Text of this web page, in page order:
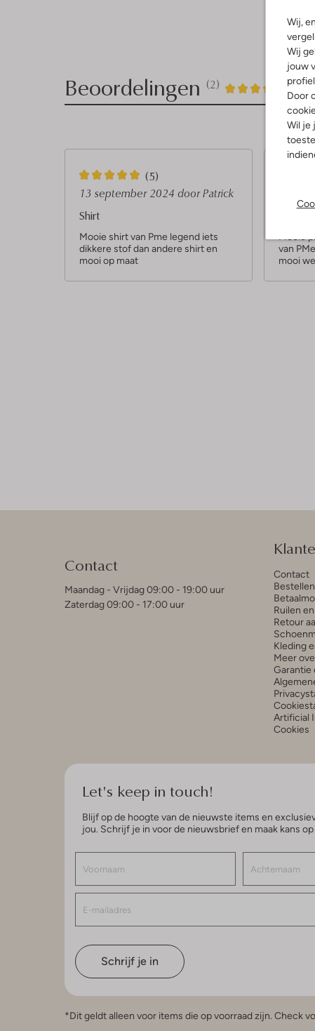
Wij,
Wij
jouw
Door
Wil je
Beoordelingen (2) 4 /5
2
4
5
S
t
e
r
(5)
13 september 2024 door Patrick
Shirt
Mooie shirt van Pme legend iets
dikkere stof dan andere shirt en
mooi op maat
r
van
mooi
Contact
Maandag - Vrijdag 09:00 - 19:00 uur
Zaterdag 09:00 - 17:00 uur
Contact
Ruilen
Retour
Kleding
Meer
Garantie
Artificial
Cookies
Let's keep in touch!
Blijf op de hoogte van de nieuwste items en
jou. Schrijf je in voor de nieuwsbrief en maak kans
Schrijf je in
*Dit geldt alleen voor items die op voorraad zijn. Check